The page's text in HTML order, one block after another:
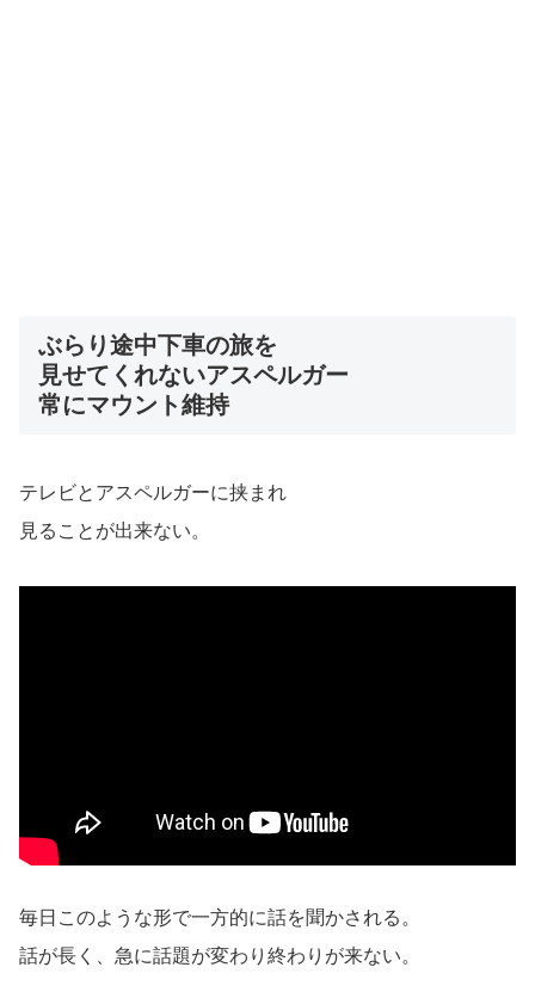
ぶらり途中下車の旅を
見せてくれないアスペルガー
常にマウント維持
テレビとアスペルガーに挟まれ
見ることが出来ない。
毎日このような形で一方的に話を聞かされる。
話が長く、急に話題が変わり終わりが来ない。